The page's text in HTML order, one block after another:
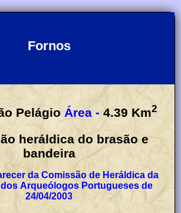
Fornos
Pelágio Área - 4.39 Km2
heráldica do brasão e
bandeira
da Comissão de Heráldica da
Arqueólogos Portugueses de
24/04/2003